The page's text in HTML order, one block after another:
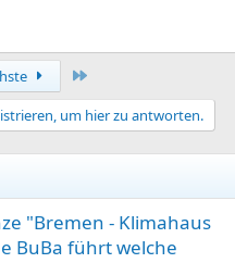
um hier zu antworten.
"Bremen - Klimahaus
BuBa führt welche